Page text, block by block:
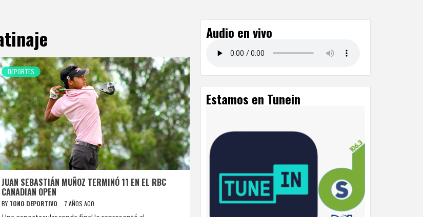
DEPORTES
JUAN SEBASTIÁN MUÑOZ TERMINÓ 11 EN EL RBC
CANADIAN OPEN
BY TONO DEPORTIVO 7 AÑOS AGO
Audio en vivo
Estamos en Tunein